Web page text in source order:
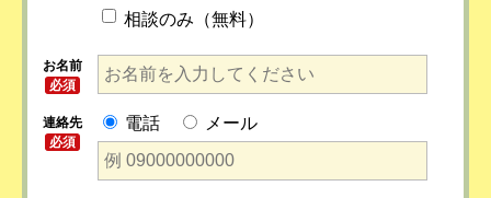
相談のみ（無料）
お名前
必須
連絡先
必須
電話 メール